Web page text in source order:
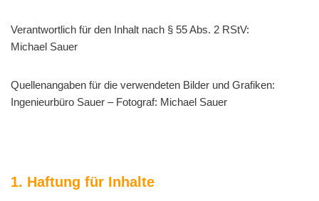
Verantwortlich für den Inhalt nach § 55 Abs. 2 RStV:
Michael Sauer
Quellenangaben für die verwendeten Bilder und Grafiken:
Ingenieurbüro Sauer – Fotograf: Michael Sauer
1. Haftung für Inhalte